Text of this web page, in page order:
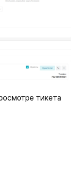
тикета